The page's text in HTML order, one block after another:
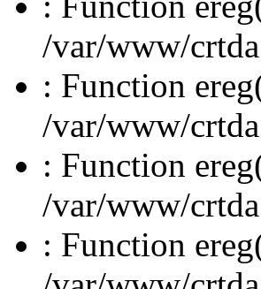
/var/www/
: Function
/var/www/
: Function
/var/www/
: Function